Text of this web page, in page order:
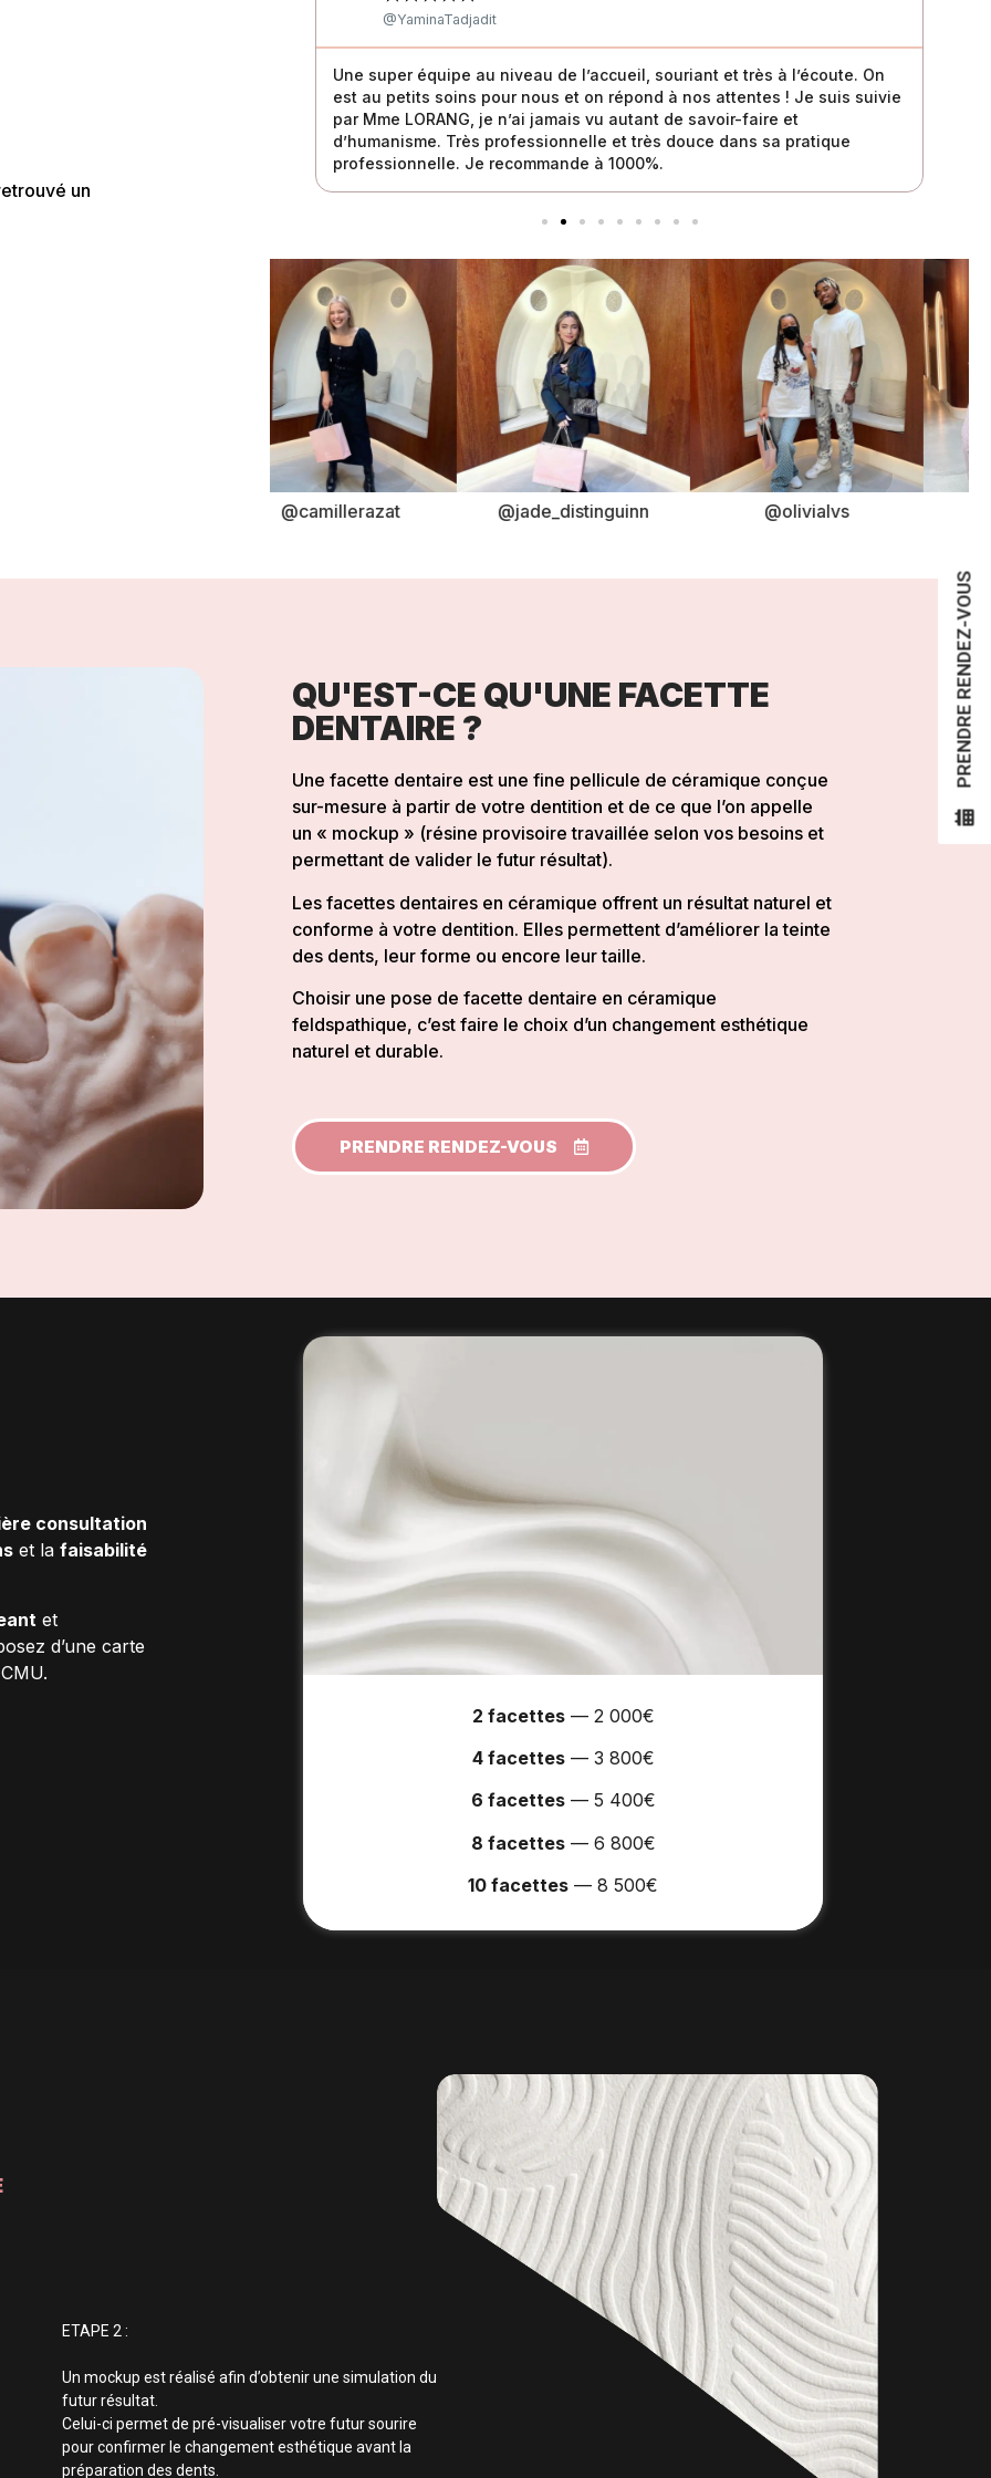
PRENDRE RENDEZ-VOUS
un
je recommande ce cabinet !
@YaminaTadjadit
Une super équipe au niveau de l’accueil, souriant et très à l’écoute. On
est au petits soins pour nous et on répond à nos attentes ! Je suis suivie
par Mme LORANG, je n’ai jamais vu autant de savoir-faire et
d’humanisme. Très professionnelle et très douce dans sa pratique
professionnelle. Je recommande à 1000%.
@jade_distinguinn @olivialvs @dianekari
QU'EST-CE QU'UNE FACETTE
DENTAIRE ?
Une facette dentaire est une fine pellicule de céramique conçue
sur-mesure à partir de votre dentition et de ce que l’on appelle
un « mockup » (résine provisoire travaillée selon vos besoins et
permettant de valider le futur résultat).
Les facettes dentaires en céramique offrent un résultat naturel et
conforme à votre dentition. Elles permettent d’améliorer la teinte
des dents, leur forme ou encore leur taille.
Choisir une pose de facette dentaire en céramique
feldspathique, c’est faire le choix d’un changement esthétique
naturel et durable.
PRENDRE RENDEZ-VOUS
consultation
et la faisabilité
et
d’une carte
2 facettes— 2 000€
4 facettes— 3 800€
6 facettes— 5 400€
8 facettes— 6 800€
10 facettes — 8 500€
ETAPE 2 :
Un mockup est réalisé afin d’obtenir une simulation du
futur résultat.
Celui-ci permet de pré-visualiser votre futur sourire
pour confirmer le changement esthétique avant la
préparation des dents.